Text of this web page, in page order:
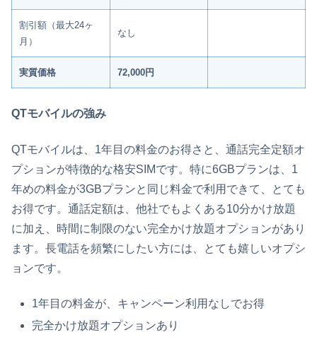
割引額（最大24ヶ
月）
なし
実質価格 72,000円
QTモバイルの強み
QTモバイルは、1年目の料金のお得さと、通話完全定額オ
プションが特徴的な格安SIMです。特に6GBプランは、1
年めの料金が3GBプランと同じ料金で利用できて、とても
お得です。通話定額は、他社でもよくある10分かけ放題
に加え、時間に制限のない完全かけ放題オプションがあり
ます。長電話を頻繁にしたい方には、とても嬉しいオプシ
ョンです。
1年目の料金が、キャンペーン利用なしでお得
完全かけ放題オプションあり